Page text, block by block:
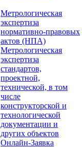
Метрологическая
экспертиза
нормативно-правовых
актов (НПА)
Метрологическая
экспертиза
стандартов,
проектной,
технической, в том
числе
конструкторской и
технологической
документации и
других объектов
Онлайн-Заявка